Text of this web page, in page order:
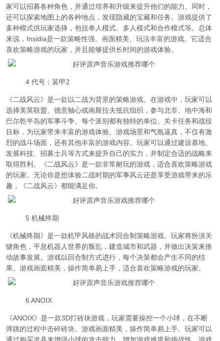
家可以招募各种角色，并通过培养和升级来提升他们的能力。同时，
还可以探索地图上的各种地点，发现隐藏的宝藏和任务。游戏提供了
多种模式供玩家选择，包括单人模式、多人模式和合作模式等。总体
来说，Insidia是一款策略性强、画面精美、玩法丰富的游戏。它适合
喜欢策略游戏的玩家，并且能够提供长时间的游戏体验。
4 代号：装甲2
《二战风云》是一款以二战为背景的策略游戏。在游戏中，玩家可以
选择美英联盟、德意轴心或南斯拉夫抵抗组织，参与北非、地中海和
巴尔乾半岛的军事斗争。每个派别都有独特的单位、关卡任务和战役
目标，为玩家带来丰富的游戏体验。游戏场景和气氛逼真，不仅有激
烈的战斗场面，还有其他丰富的游戏内容。玩家可以通过建设基地、
发展科技、招募士兵等方式来提升自己的实力，并制定合适的战略来
取得胜利。《二战风云》是一款非常耐玩的游戏，适合喜欢策略游戏
的玩家。无论你是想体验二战时期的军事风云还是享受游戏带来的乐
趣，《二战风云》都能满足你。
5 机械终期
《机械终期》是一款机甲风格的战术回合制策略游戏。玩家将扮演关
键角色，平息机器人世界的叛乱，建造城市和武器，并做出决策来推
动故事发展。游戏以回合制方式进行，每个决策都会产生不同的结
果。游戏画面精美，操作简单易上手，适合喜欢策略游戏的玩家。
6 ANOIX
《ANOIX》是一款3D打砖块游戏，玩家需要操控一个小球，在不断
弹跳的过程中击碎砖块。游戏画面精美，操作简单易上手。玩家可以